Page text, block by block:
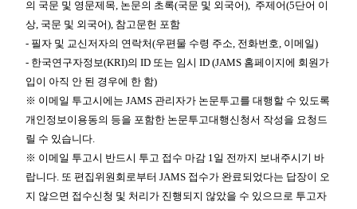
의 국문 및 영문제목, 논문의 초록(국문 및 외국어), 주제어(5단어 이
상, 국문 및 외국어), 참고문헌 포함
- 필자 및 교신저자의 연락처(우편물 수령 주소, 전화번호, 이메일)
- 한국연구자정보(KRI)의 ID 또는 임시 ID (JAMS 홈페이지에 회원가
입이 아직 안 된 경우에 한 함)
※ 이메일 투고시에는 JAMS 관리자가 논문투고를 대행할 수 있도록
개인정보이용동의 등을 포함한 논문투고대행신청서 작성을 요청드
릴 수 있습니다.
※ 이메일 투고시 반드시 투고 접수 마감 1일 전까지 보내주시기 바
랍니다. 또 편집위원회로부터 JAMS 접수가 완료되었다는 답장이 오
지 않으면 접수신청 및 처리가 진행되지 않았을 수 있으므로 투고자